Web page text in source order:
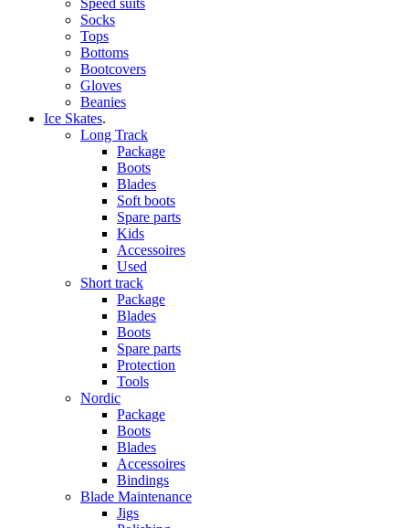
Socks
Tops
Bottoms
Bootcovers
Gloves
Beanies
Ice Skates.
Long Track
Package
Boots
Blades
Soft boots
Spare parts
Kids
Accessoires
Used
Short track
Package
Blades
Boots
Spare parts
Protection
Tools
Nordic
Package
Boots
Blades
Accessoires
Bindings
Blade Maintenance
Jigs